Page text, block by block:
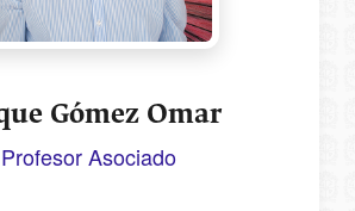
Gómez Omar
Profesor Asociado